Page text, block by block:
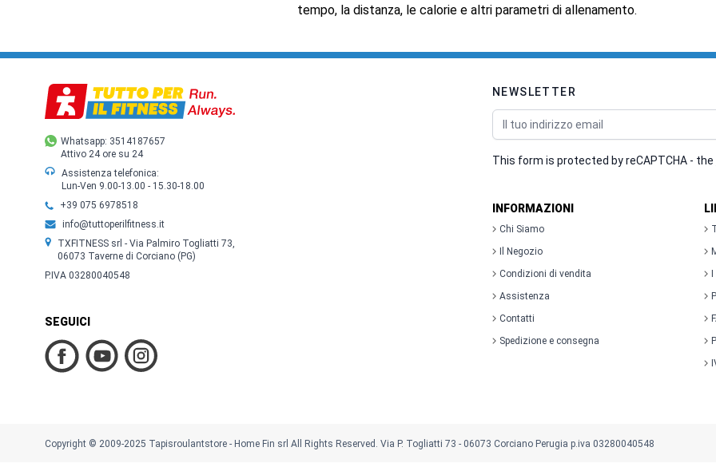
tempo, la distanza, le calorie e altri parametri di allenamento.
Whatsapp: 3514187657
Attivo 24 ore su 24
Assistenza telefonica:
Lun-Ven 9.00-13.00 - 15.30-18.00
+39 075 6978518
info@tuttoperilfitness.it
TXFITNESS srl - Via Palmiro Togliatti 73,
06073 Taverne di Corciano (PG)
P.IVA 03280040548
SEGUICI
NEWSLETTER
Indirizzo email
This form is protected by reCAPTCHA - the
INFORMAZIONI
Chi Siamo
Il Negozio
Condizioni di vendita
Assistenza
Contatti
Spedizione e consegna
Copyright © 2009-2025 Tapisroulantstore - Home Fin srl All Rights Reserved. Via P. Togliatti 73 - 06073 Corciano Perugia p.iva 03280040548